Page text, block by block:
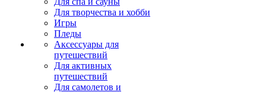
Для творчества и хобби
Игры
Пледы
Аксессуары для
путешествий
Для активных
путешествий
Для самолетов и